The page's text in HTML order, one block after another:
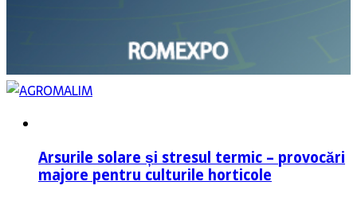
Arsurile solare și stresul termic – provocări
majore pentru culturile horticole